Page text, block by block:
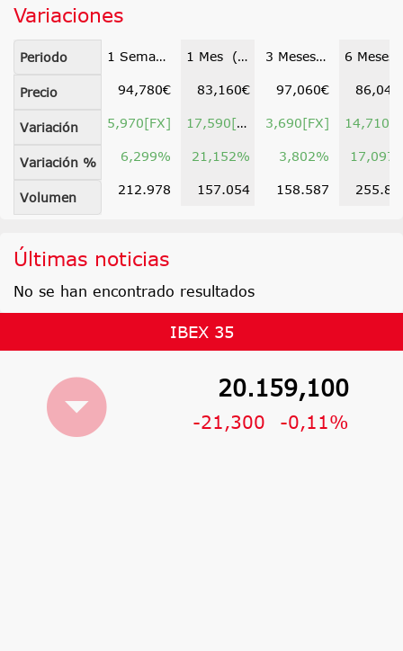
Variaciones
Periodo
Precio
Variación
Variación %
Volumen
1 Semana (31 jul)
94,780€
5,970[FX]
6,299%
212.978
1 Mes (08 jul)
83,160€
17,590[FX]
21,152%
157.054
3 Meses (11 may)
97,060€
3,690[FX]
3,802%
158.587
Últimas noticias
No se han encontrado resultados
IBEX 35
20.159,100
-21,300 -0,11%